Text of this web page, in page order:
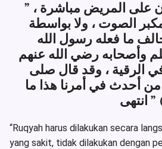
” الرقية لا بد أن تكون على المريض مباشرة ،
الصوت ، ولا بواسطة
ما فعله رسول الله
وأصحابه رضي الله عنهم
الرقية ، وقد قال صلى
من أحدث في أمرنا هذا ما
“Ruqyah harus dilakukan secara
yang sakit, tidak dilakukan dengan